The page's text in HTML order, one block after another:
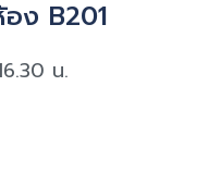
ง B201
น.